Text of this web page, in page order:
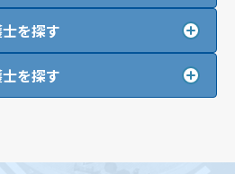
を探す
を探す